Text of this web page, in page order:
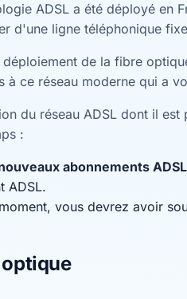
ADSL a été déployé en
d'une ligne téléphonique
de la fibre
ce réseau moderne qui a
du réseau ADSL dont il
:
abonnements ADSL
ADSL.
vous devrez avoir